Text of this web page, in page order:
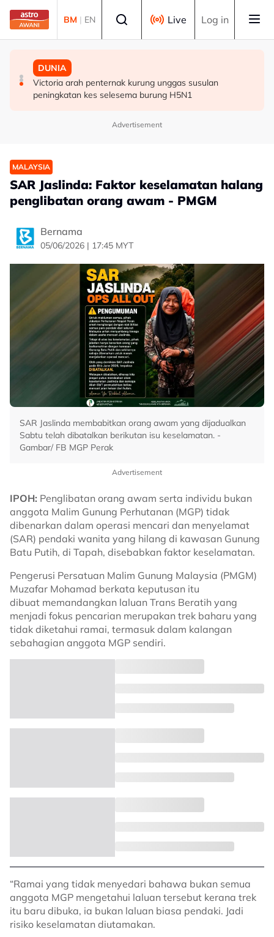
Skip to main content
BM | EN Live Log in
BISNES
Selangor umum RS-2, sasar nilai ekonomi RM600 bilion
menjelang 2030 - Amirudin
POLITIK
Abdul Hadi dakwa Bersatu terkeluar PN, Azmin
tegaskan masih anggota sah
DUNIA
Victoria arah penternak kurung unggas susulan
peningkatan kes selesema burung H5N1
Advertisement
MALAYSIA
SAR Jaslinda: Faktor keselamatan halang
penglibatan orang awam - PMGM
Bernama
05/06/2026 | 17:45 MYT
SAR Jaslinda membabitkan orang awam yang dijadualkan
Sabtu telah dibatalkan berikutan isu keselamatan. -
Gambar/ FB MGP Perak
Advertisement
IPOH: Penglibatan orang awam serta individu bukan
anggota Malim Gunung Perhutanan (MGP) tidak
dibenarkan dalam operasi mencari dan menyelamat
(SAR) pendaki wanita yang hilang di kawasan Gunung
Batu Putih, di Tapah, disebabkan faktor keselamatan.
Pengerusi Persatuan Malim Gunung Malaysia (PMGM)
Muzafar Mohamad berkata keputusan itu
dibuat memandangkan laluan Trans Beratih yang
menjadi fokus pencarian merupakan trek baharu yang
tidak diketahui ramai, termasuk dalam kalangan
sebahagian anggota MGP sendiri.
“Ramai yang tidak menyedari bahawa bukan semua
anggota MGP mengetahui laluan tersebut kerana trek
itu baru dibuka, ia bukan laluan biasa pendaki. Jadi
risiko keselamatan diutamakan.